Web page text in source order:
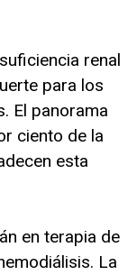
renal
para los
El panorama
ciento de la
esta
en terapia de
La